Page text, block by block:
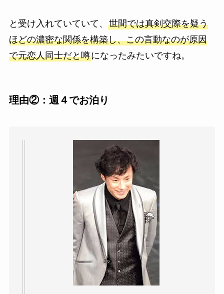
と受け入れていていて、 世間では真剣交際を疑う
ほどの濃密な関係を構築し、この言動なのが原因
で元恋人同士だと噂になったみたいですね。
理由②：週４でお泊り